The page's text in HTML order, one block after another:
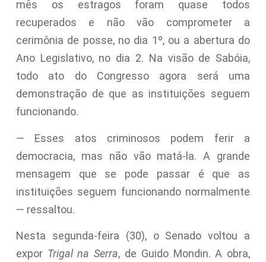
mês os estragos foram quase todos
recuperados e não vão comprometer a
cerimônia de posse, no dia 1º, ou a abertura do
Ano Legislativo, no dia 2. Na visão de Sabóia,
todo ato do Congresso agora será uma
demonstração de que as instituições seguem
funcionando.
— Esses atos criminosos podem ferir a
democracia, mas não vão matá-la. A grande
mensagem que se pode passar é que as
instituições seguem funcionando normalmente
— ressaltou.
Nesta segunda-feira (30), o Senado voltou a
expor Trigal na Serra, de Guido Mondin. A obra,